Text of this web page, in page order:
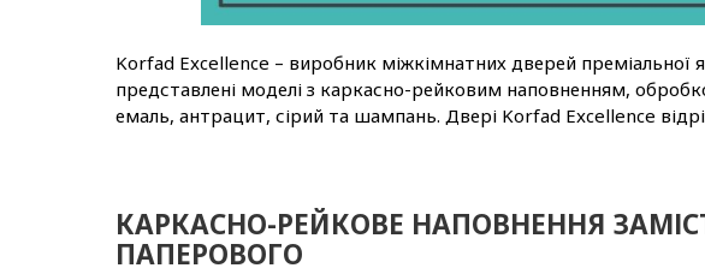
Korfad Excellence – виробник міжкімнатних дверей преміальної
представлені моделі з каркасно-рейковим наповненням,
емаль, антрацит, сірий та шампань. Двері Korfad Excellence
КАРКАСНО-РЕЙКОВЕ НАПОВНЕННЯ
ПАПЕРОВОГО